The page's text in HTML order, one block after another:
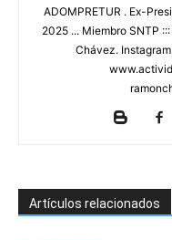
ADOMPRETUR . Ex-
2025 ... Miembro SNTP
Chávez.
Artículos relacionados